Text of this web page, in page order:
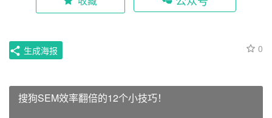
0
生成海报
搜狗SEM效率翻倍的12个小技巧！